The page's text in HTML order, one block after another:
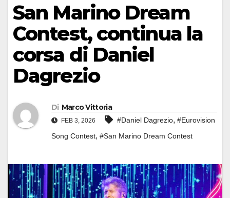
San Marino Dream
Contest, continua la
corsa di Daniel
Dagrezio
Di Marco Vittoria
FEB 3, 2026 #Daniel Dagrezio, #Eurovision
Song Contest, #San Marino Dream Contest